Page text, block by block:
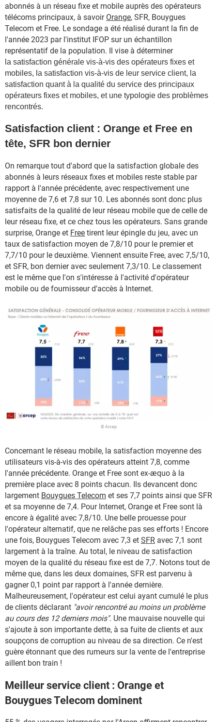
abonnés à un réseau fixe et mobile auprès des opérateurs
télécoms principaux, à savoir Orange, SFR, Bouygues
Telecom et Free. Le sondage a été réalisé durant la fin de
l'année 2023 par l'institut IFOP sur un échantillon
représentatif de la population. Il vise à déterminer
la satisfaction générale vis-à-vis des opérateurs fixes et
mobiles, la satisfaction vis-à-vis de leur service client, la
satisfaction quant à la qualité du service des principaux
opérateurs fixes et mobiles, etune typologie des problèmes
rencontrés.
Satisfaction client : Orange et Free en
tête, SFR bon dernier
On remarque tout d'abord que la satisfaction globale des
abonnés à leurs réseaux fixes et mobiles reste stable par
rapport à l'année précédente, avec respectivement une
moyenne de 7,6 et 7,8 sur 10. Les abonnés sont donc plus
satisfaits de la qualité de leur réseau mobile que de celle de
leur réseau fixe, et ce chez tous les opérateurs. Sans grande
surprise, Orange et Free tirent leur épingle du jeu, avec un
taux de satisfaction moyen de 7,8/10 pour le premier et
7,7/10 pour le deuxième. Viennent ensuite Free, avec 7,5/10,
et SFR, bon dernier avec seulement 7,3/10. Le classement
est le même que l'on s'intéresse à l'activité d'opérateur
mobile ou de fournisseur d'accès à Internet.
© Arcep
Concernant le réseau mobile, la satisfaction moyenne des
utilisateurs vis-à-vis des opérateurs atteint 7,8, comme
l'année précédente. Orange et Free sont ex-æquo à la
première place avec 8 points chacun. Ils devancent donc
largement Bouygues Telecom et ses 7,7 points ainsi que SFR
et sa moyenne de 7,4. Pour Internet, Orange et Free sont là
encore à égalité avec 7,8/10. Une belle prouesse pour
l'opérateur alternatif, que ne relâche pas ses efforts ! Encore
une fois, Bouygues Telecom avec 7,3 et SFR avec 7,1 sont
largement à la traîne. Au total, le niveau de satisfaction
moyen de la qualité du réseau fixe est de 7,7. Notons tout de
même que, dans les deux domaines, SFR est parvenu à
gagner 0,1 point par rapport à l'année dernière.
Malheureusement, l'opérateur est celui ayant cumulé le plus
de clients déclarant "avoir rencontré au moins un problème
au cours des 12 derniers mois". Une mauvaise nouvelle qui
s'ajoute à son importante dette, à sa fuite de clients et aux
soupçons de corruption au niveau de sa direction. Ce n'est
guère étonnant que des rumeurs sur la vente de l'entreprise
aillent bon train !
Meilleur service client : Orange et
Bouygues Telecom dominent